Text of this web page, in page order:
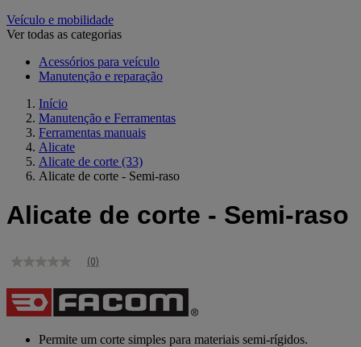
Veículo e mobilidade
Ver todas as categorias
Acessórios para veículo
Manutenção e reparação
Início
Manutenção e Ferramentas
Ferramentas manuais
Alicate
Alicate de corte (33)
Alicate de corte - Semi-raso
Alicate de corte - Semi-raso
Sem
de
classificação
Link
(0)
Permite um corte simples para materiais semi-rígidos.